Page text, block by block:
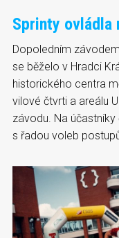
Sprinty ovládla
Dopoledním
se běželo v Hradci
historického centra
vilové čtvrti a areálu
závodu. Na
s řadou voleb